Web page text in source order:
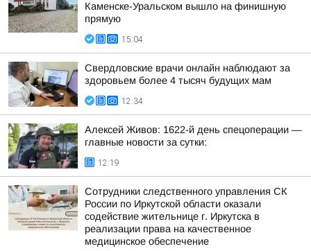
Каменске-Уральском вышло на финишную
прямую
15:04
Свердловские врачи онлайн наблюдают за
здоровьем более 4 тысяч будущих мам
12:34
Алексей Живов: 1622-й день спецоперации —
главные новости за сутки:
12:19
Сотрудники следственного управления СК
России по Иркутской области оказали
содействие жительнице г. Иркутска в
реализации права на качественное
медицинское обеспечение